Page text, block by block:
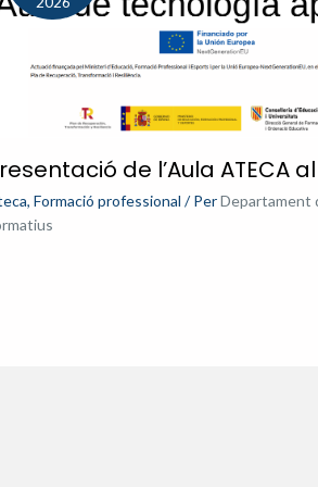
de l’Aula ATECA
, Formació professional / PerDepartament